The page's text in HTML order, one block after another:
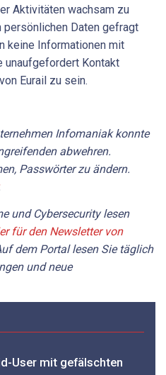
Aktivitäten wachsam zu
persönlichen Daten gefragt
keine Informationen mit
unaufgefordert Kontakt
Eurail zu sein.
Infomaniak konnte
abwehren.
Passwörter zu ändern.
und Cybersecurity lesen
für den Newsletter von
dem Portal lesen Sie täglich
und neue
User mit gefälschten